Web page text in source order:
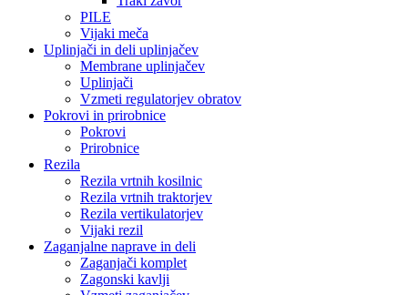
PILE
Vijaki meča
Uplinjači in deli uplinjačev
Membrane uplinjačev
Uplinjači
Vzmeti regulatorjev obratov
Pokrovi in prirobnice
Pokrovi
Prirobnice
Rezila
Rezila vrtnih kosilnic
Rezila vrtnih traktorjev
Rezila vertikulatorjev
Vijaki rezil
Zaganjalne naprave in deli
Zaganjači komplet
Zagonski kavlji